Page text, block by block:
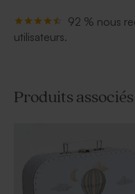
92 % nous
utilisateurs.
Produits associés